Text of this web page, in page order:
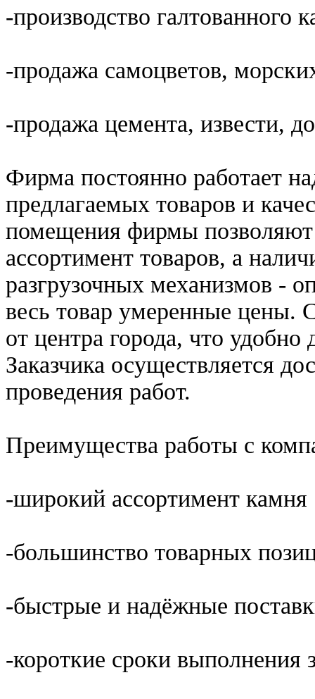
-производство галтованного
-продажа самоцветов,
-продажа цемента, извести,
Фирма постоянно работает
предлагаемых товаров и
помещения фирмы позволяют
ассортимент товаров, а
разгрузочных механизмов -
весь товар умеренные цены.
от центра города, что
Заказчика осуществляется
проведения работ.
Преимущества работы с
-широкий ассортимент камня
-большинство товарных
-быстрые и надёжные
-короткие сроки выполнения